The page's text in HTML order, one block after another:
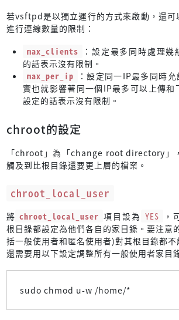
若vsftpd是以獨立運行的方式來啟動，還可
進行連線數量的限制：
max_clients
：設定最多同時處理幾
的話表示沒有限制。
max_per_ip
：設定同一IP最多同時
實也就影響著同一個IP最多可以上傳和
設定的話表示沒有限制。
chroot的設定
「chroot」為「change root directory」
觸及到比根目錄還要更上層的檔案。
chroot_local_user
將 chroot_local_user 項目設為 YES
，
根目錄都設定為他們各自的家目錄。要注意
括一般使用者和匿名使用者)對其根目錄都
還需要用以下設定調整所有一般使用者家目
sudo chmod u-w /home/*